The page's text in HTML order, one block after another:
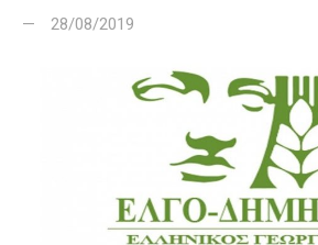
28/08/2019